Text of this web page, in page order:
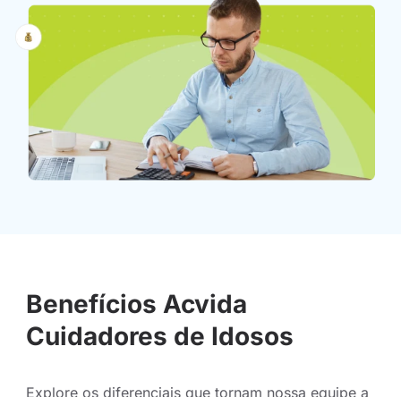
Benefícios Acvida
Cuidadores de Idosos
Explore os diferenciais que tornam nossa equipe a